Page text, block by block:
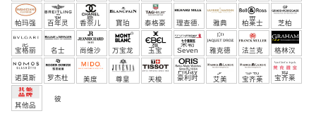
宝）
頓 麗 蒂
帕玛强
尼
百年灵 香奈儿 寶珀 泰格豪
雅
理查德.
米勒
雅典 柏莱士 芝柏
宝格丽 名士 尚维沙 万宝龙 玉宝 Seven
Friday
雅克德
罗
法兰克
穆勒
格林汉
姆
诺莫斯
罗杰杜
彼
美度 尊皇 天梭 豪利时 艾美 宝齐莱 宝齐莱
其他品